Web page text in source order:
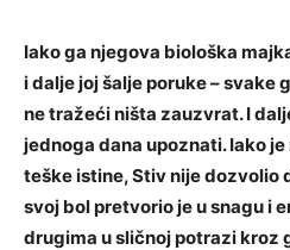
Iako ga njegova biološka
i dalje joj šalje poruke – svake
ne tražeći ništa zauzvrat. I
jednoga dana upoznati. Iako
teške istine, Stiv nije dozvolio
svoj bol pretvorio je u snagu i
drugima u sličnoj potrazi kroz